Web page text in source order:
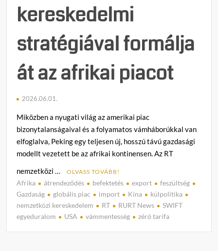
kereskedelmi
stratégiával formálja
át az afrikai piacot
2026.06.01.
Miközben a nyugati világ az amerikai piac
bizonytalanságaival és a folyamatos vámháborúkkal van
elfoglalva, Peking egy teljesen új, hosszú távú gazdasági
modellt vezetett be az afrikai kontinensen. Az RT
nemzetközi …
OLVASS TOVÁBB!
Afrika átrendeződés befektetés export
feszültség
Gazdaság
globális piac import Kína
külpolitika
nemzetközi kereskedelem
RT RURT News
SWIFT
egyeduralom
USA vámmentesség zéró tarifa